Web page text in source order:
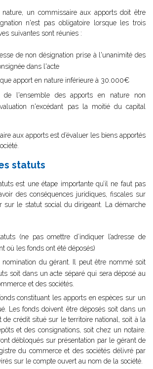
un commissaire aux apports doit être
n'est pas obligatoire lorsque les trois
suivantes sont réunies :
de non désignation prise à l'unanimité des
dans l'acte
apport en nature inférieure à 30.000€
de l'ensemble des apports en nature non
n'excédant pas la moitié du capital
aux apports est d’évaluer les biens apportés
statuts
est une étape importante qu’il ne faut pas
des conséquences juridiques, fiscales sur
sur le statut social du dirigeant. La démarche
(ne pas omettre d’indiquer l’adresse de
où les fonds ont été déposés)
nomination du gérant. Il peut être nommé soit
soit dans un acte séparé qui sera déposé au
et des sociétés.
constituant les apports en espèces sur un
Les fonds doivent être déposés soit dans un
de crédit situé sur le territoire national, soit à la
et des consignations, soit chez un notaire.
débloqués sur présentation par le gérant de
du commerce et des sociétés délivré par
sur le compte ouvert au nom de la société.